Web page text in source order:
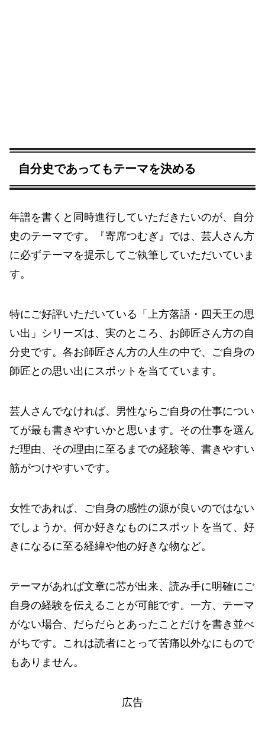
自分史であってもテーマを決める
年譜を書くと同時進行していただきたいのが、自分
史のテーマです。『寄席つむぎ』では、芸人さん方
に必ずテーマを提示してご執筆していただいていま
す。
特にご好評いただいている「上方落語・四天王の思
い出」シリーズは、実のところ、お師匠さん方の自
分史です。各お師匠さん方の人生の中で、ご自身の
師匠との思い出にスポットを当てています。
芸人さんでなければ、男性ならご自身の仕事につい
てが最も書きやすいかと思います。その仕事を選ん
だ理由、その理由に至るまでの経験等、書きやすい
筋がつけやすいです。
女性であれば、ご自身の感性の源が良いのではない
でしょうか。何か好きなものにスポットを当て、好
きになるに至る経緯や他の好きな物など。
テーマがあれば文章に芯が出来、読み手に明確にご
自身の経験を伝えることが可能です。一方、テーマ
がない場合、だらだらとあったことだけを書き並べ
がちです。これは読者にとって苦痛以外なにもので
もありません。
広告